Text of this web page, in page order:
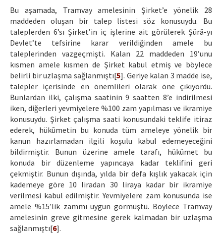
Bu aşamada, Tramvay amelesinin Şirket’e yönelik 28
maddeden oluşan bir talep listesi söz konusuydu. Bu
taleplerden 6’sı Şirket’in iç işlerine ait görülerek Şûrâ-yı
Devlet’te tefsirine karar verildiğinden amele bu
taleplerinden vazgeçmişti. Kalan 22 maddeden 19’unu
kısmen amele kısmen de Şirket kabul etmiş ve böylece
belirli bir uzlaşma sağlanmıştı[5]. Geriye kalan 3 madde ise,
talepler içerisinde en önemlileri olarak öne çıkıyordu.
Bunlardan ilki, çalışma saatinin 9 saatten 8’e indirilmesi
iken, diğerleri yevmiyelere %100 zam yapılması ve ikramiye
konusuydu. Şirket çalışma saati konusundaki teklife itiraz
ederek, hükûmetin bu konuda tüm ameleye yönelik bir
kanun hazırlamadan ilgili koşulu kabul edemeyeceğini
bildirmiştir. Bunun üzerine amele tarafı, hükûmet bu
konuda bir düzenleme yapıncaya kadar teklifini geri
çekmiştir. Bunun dışında, yılda bir defa kışlık yakacak için
kademeye göre 10 liradan 30 liraya kadar bir ikramiye
verilmesi kabul edilmiştir. Yevmiyelere zam konusunda ise
amele %15’lik zammı uygun görmüştü. Böylece Tramvay
amelesinin greve gitmesine gerek kalmadan bir uzlaşma
sağlanmıştı[6].